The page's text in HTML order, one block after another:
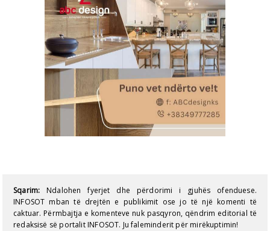
Sqarim: Ndalohen fyerjet dhe përdorimi i gjuhës ofenduese.
INFOSOT mban të drejtën e publikimit ose jo të një komenti të
caktuar. Përmbajtja e komenteve nuk pasqyron, qëndrim editorial të
redaksisë së portalit INFOSOT. Ju faleminderit për mirëkuptimin!